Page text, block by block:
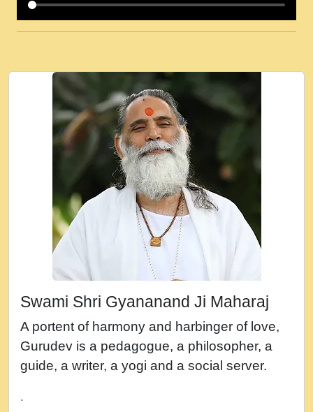
कई पकड क मर हथ र मह वदवन पहच दय! मह जन
Ki - Krishna Bhajan - New Bhajan 2020
#Ishwar Bhakti.mp3
जब से गीता ज्ञान पाया मैं बड़ी मस्ती में हूँ । 2018 -
Rishikesh - Ratan Ji Rasik.mp3
तन हल दल द सनव मड उतत सर रख क, नल रव त
गल लग जव त सर उतत हथ रख द!.mp3
तू कर प्रीतम से प्रीत, यूहीं दिन बीतते जाते हैं ।
2018 - Rishikesh - Swami Gyananand Ji
Maharaj.mp3
न म गवद गपल गद फर, पयर महन न रझद फर! shri
नह भरस रह लडडल... अपन खट करम क !!!! मह दद
सहर चरण क .....mp3
बगड नसब कसन सवर तर बगर Shri ravinandan
shastri ji maharaj.mp3
Swami Shri Gyananand Ji Maharaj
A portent of harmony and harbinger of love,
Gurudev is a pedagogue, a philosopher, a
guide, a writer, a yogi and a social server.
.